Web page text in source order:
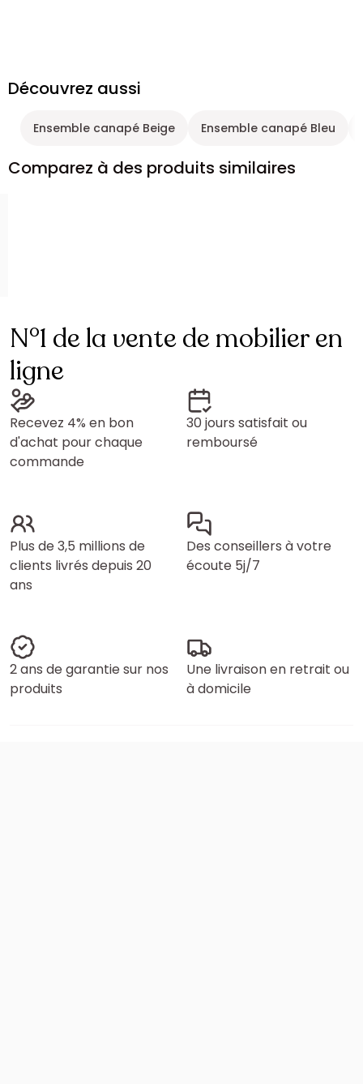
Découvrez aussi
Ensemble canapé Beige Ensemble canapé Bleu
Comparez à des produits similaires
N°1 de la vente de mobilier en
ligne
Recevez 4% en bon
d'achat pour chaque
commande
30 jours satisfait ou
remboursé
Plus de 3,5 millions de
clients livrés depuis 20
ans
Des conseillers à votre
écoute 5j/7
2 ans de garantie sur nos
produits
Une livraison en retrait ou
à domicile